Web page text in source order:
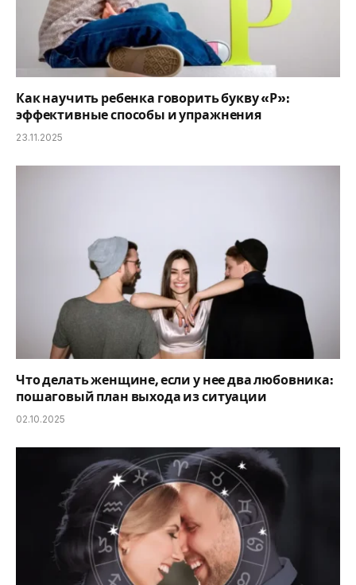
Как научить ребенка говорить букву «Р»:
эффективные способы и упражнения
23.11.2025
Что делать женщине, если у нее два любовника:
пошаговый план выхода из ситуации
02.10.2025